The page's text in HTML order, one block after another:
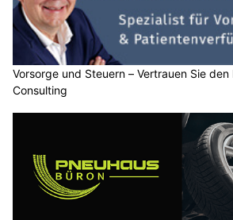
Vorsorge und Steuern – Vertrauen Sie
Consulting